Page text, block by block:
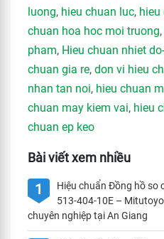
luong, hieu chuan luc, hieu
chuan hoa hoc moi truong,
pham, Hieu chuan nhiet
chuan gia re, don vi hieu
nhan tan noi, hieu chuan
chuan may kiem vai, hieu
chuan ep keo
Bài viết xem nhiều
1
Hiệu chuẩn Đồng hồ
513-404-10E –
chuyên nghiệp tại An Giang